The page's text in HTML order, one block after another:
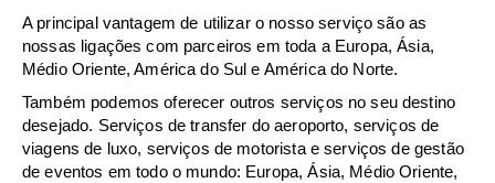
A principal vantagem de utilizar o nosso serviço são as
nossas ligações com parceiros em toda a Europa, Ásia,
Médio Oriente, América do Sul e América do Norte.
Também podemos oferecer outros serviços no seu destino
desejado. Serviços de transfer do aeroporto, serviços de
viagens de luxo, serviços de motorista e serviços de gestão
de eventos em todo o mundo: Europa, Ásia, Médio Oriente,